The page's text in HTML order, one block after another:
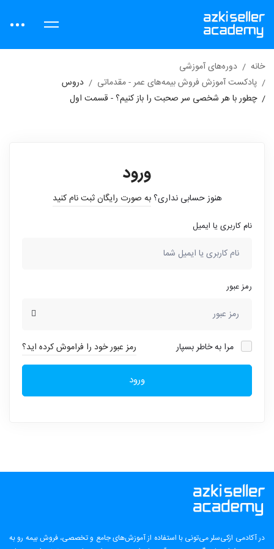
خانه
دوره‌های آموزشی
پادکست آموزش فروش بیمه‌های عمر - مقدماتی
دروس
چطور با هر شخصی سر صحبت را باز کنیم؟ - قسمت اول
ورود
هنوز حسابی نداری؟به صورت رایگان ثبت نام کنید
نام کاربری یا ایمیل
رمز عبور
مرا به خاطر بسپار رمز عبور خود را فراموش کرده اید؟
ورود
در آکادمی ازکی‌سلر می‌تونی با استفاده از آموزش‌های جامع و تخصصی، فروش بیمه رو به